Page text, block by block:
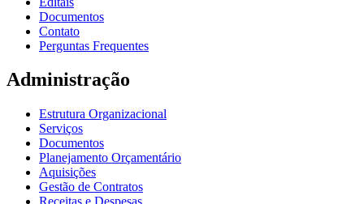
Documentos
Contato
Perguntas Frequentes
Administração
Estrutura Organizacional
Serviços
Documentos
Planejamento Orçamentário
Aquisições
Gestão de Contratos